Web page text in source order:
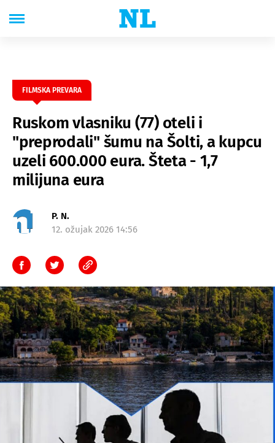
FILMSKA PREVARA
Ruskom vlasniku (77) oteli i
"preprodali" šumu na Šolti, a kupcu
uzeli 600.000 eura. Šteta - 1,7
milijuna eura
P. N.
12. ožujak 2026 14:56